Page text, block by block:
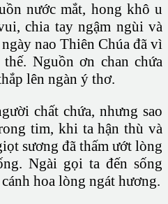
nước mắt, hong khô u
chia tay ngậm ngùi và
nao Thiên Chúa đã vì
Nguồn ơn chan chứa
lên ngàn ý thơ.
chất chứa, nhưng sao
tim, khi ta hận thù và
sương đã thấm ướt lòng
Ngài gọi ta đến sống
hoa lòng ngát hương.